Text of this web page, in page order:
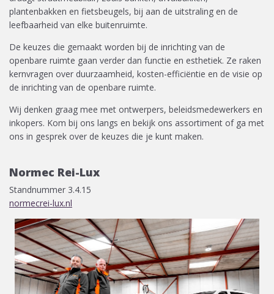
plantenbakken en fietsbeugels, bij aan de uitstraling en de
leefbaarheid van elke buitenruimte.
De keuzes die gemaakt worden bij de inrichting van de
openbare ruimte gaan verder dan functie en esthetiek. Ze raken
kernvragen over duurzaamheid, kosten-efficiëntie en de visie op
de inrichting van de openbare ruimte.
Wij denken graag mee met ontwerpers, beleidsmedewerkers en
inkopers. Kom bij ons langs en bekijk ons assortiment of ga met
ons in gesprek over de keuzes die je kunt maken.
Normec Rei-Lux
Standnummer 3.4.15
normecrei-lux.nl